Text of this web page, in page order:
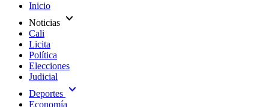
Inicio
Noticias expand_more
Cali
Licita
Política
Elecciones
Judicial
Deportes expand_more
Economía